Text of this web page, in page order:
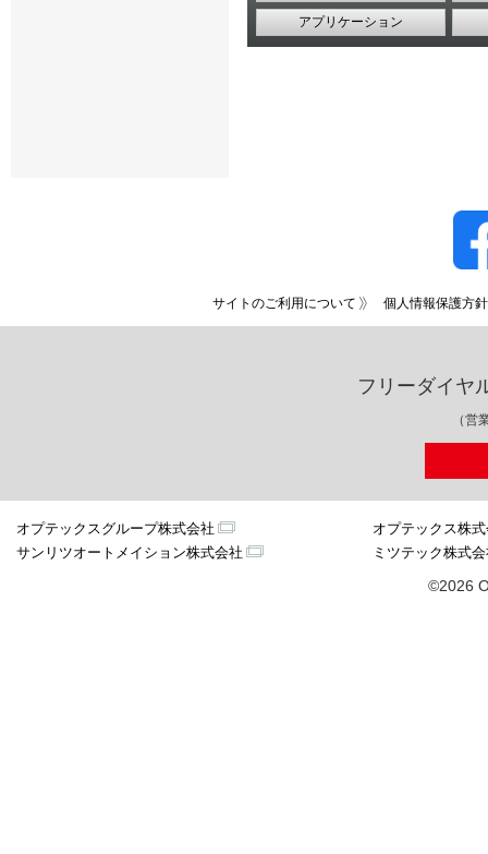
アプリケーション
サイトのご利用について 個人情報保護方針
フリーダイヤ
（営
オプテックスグループ株式会社
オプテックス株
サンリツオートメイション株式会社
ミツテック株式
©2026